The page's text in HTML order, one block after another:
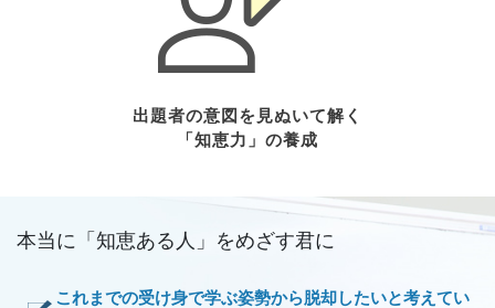
出題者の意図を見ぬいて解く
「知恵力」の養成
本当に「知恵ある人」をめざす君に
これまでの受け身で学ぶ姿勢から脱却したいと考えてい